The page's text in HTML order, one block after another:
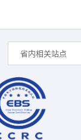
省内相关站点